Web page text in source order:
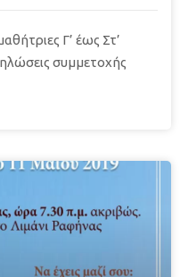
Γ’ έως Στ’
συμμετοχής